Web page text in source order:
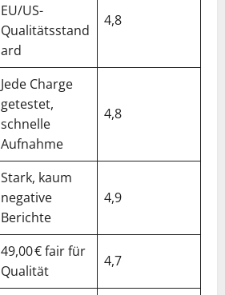
EU/US-
Qualitätsstand
ard
4,8
Jede Charge
getestet,
schnelle
Aufnahme
4,8
Stark, kaum
negative
Berichte
4,9
49,00 € fair für
Qualität
4,7